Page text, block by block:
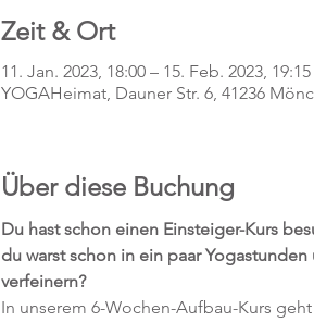
Zeit & Ort
11. Jan. 2023, 18:00 – 15. Feb. 2023, 19:15
YOGAHeimat, Dauner Str. 6, 41236
Über diese Buchung
Du hast schon einen Einsteiger-Kurs
du warst schon in ein paar
verfeinern?
In unserem 6-Wochen-Aufbau-Kurs